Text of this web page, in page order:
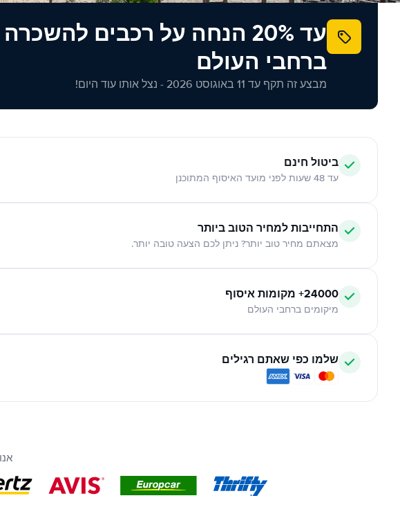
עד 20% הנחה על רכבים להשכרה
ברחבי העולם
מבצע זה תקף עד 11 באוגוסט 2026 - נצל אותו עוד היום!
ביטול חינם
עד 48 שעות לפני מועד האיסוף המתוכנן
התחייבות למחיר הטוב ביותר
מצאתם מחיר טוב יותר? ניתן לכם הצעה טובה יותר.
24000+ מקומות איסוף
מיקומים ברחבי העולם
שלמו כפי שאתם רגילים